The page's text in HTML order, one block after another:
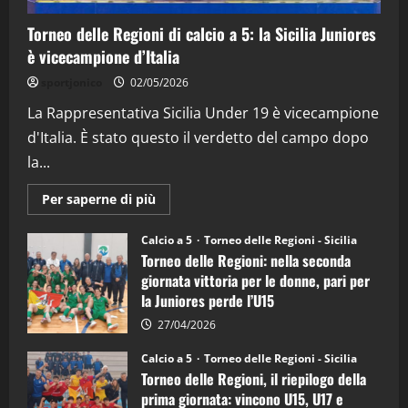
4
"SportEmpire" in Podcast
“SportEmpire” in Podcast: 26^ Puntata
08/04/2026
Torneo delle Regioni di calcio a 5: la Sicilia Juniores
è vicecampione d’Italia
02/05/2026
La Rappresentativa Sicilia Under 19 è vicecampione
d'Italia. È stato questo il verdetto del campo dopo
la...
Per saperne di più
informazioni
Torneo
delle
Regioni
di
calcio
a
5:
la
Juniores
è
vicecampione
d’Italia
Calcio a 5 Torneo delle Regioni - Sicilia
Torneo delle Regioni: nella seconda
giornata vittoria per le donne, pari per
la Juniores perde l’U15
27/04/2026
Calcio a 5 Torneo delle Regioni - Sicilia
Torneo delle Regioni, il riepilogo della
prima giornata: vincono U15, U17 e